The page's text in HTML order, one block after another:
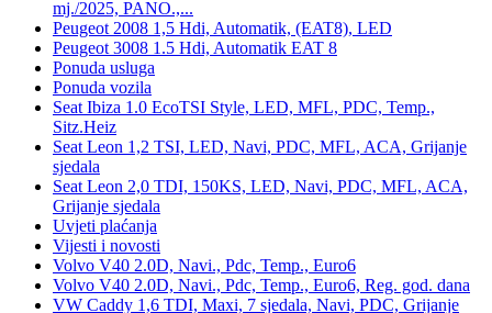
mj./2025, PANO.,...
Peugeot 2008 1,5 Hdi, Automatik, (EAT8), LED
Peugeot 3008 1.5 Hdi, Automatik EAT 8
Ponuda usluga
Ponuda vozila
Seat Ibiza 1.0 EcoTSI Style, LED, MFL, PDC, Temp.,
Sitz.Heiz
Seat Leon 1,2 TSI, LED, Navi, PDC, MFL, ACA, Grijanje
sjedala
Seat Leon 2,0 TDI, 150KS, LED, Navi, PDC, MFL, ACA,
Grijanje sjedala
Uvjeti plaćanja
Vijesti i novosti
Volvo V40 2.0D, Navi., Pdc, Temp., Euro6
Volvo V40 2.0D, Navi., Pdc, Temp., Euro6, Reg. god. dana
VW Caddy 1,6 TDI, Maxi, 7 sjedala, Navi, PDC, Grijanje